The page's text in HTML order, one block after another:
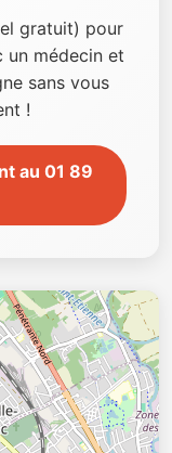
gratuit) pour
un médecin et
sans vous
!
au 01 89